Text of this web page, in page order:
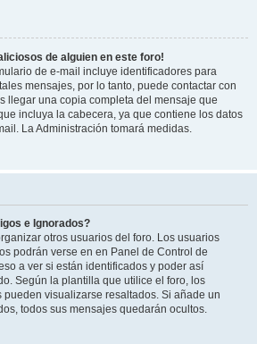
de alguien en este foro!
de e-mail incluye identificadores para
mensajes, por lo tanto, puede contactar con
llegar una copia completa del mensaje que
incluya la cabecera, ya que contiene los datos
La Administración tomará medidas.
e Ignorados?
otros usuarios del foro. Los usuarios
podrán verse en en Panel de Control de
a ver si están identificados y poder así
Según la plantilla que utilice el foro, los
visualizarse resaltados. Si añade un
todos sus mensajes quedarán ocultos.